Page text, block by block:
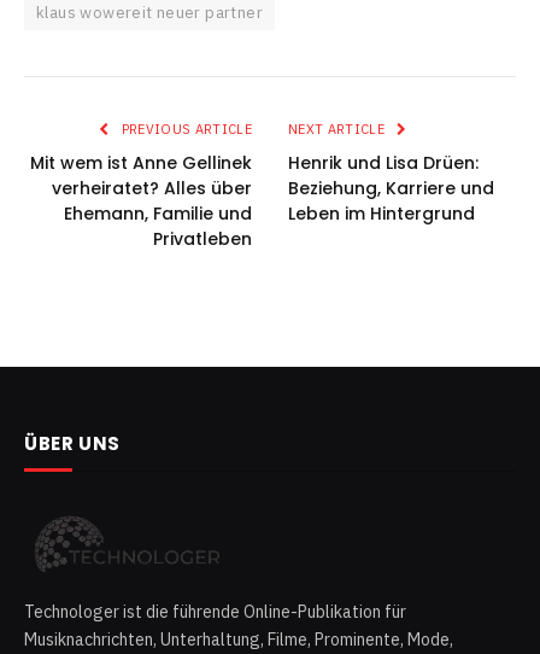
klaus wowereit neuer partner
PREVIOUS ARTICLE
Mit wem ist Anne Gellinek
verheiratet? Alles über
Ehemann, Familie und
Privatleben
NEXT ARTICLE
Henrik und Lisa Drüen:
Beziehung, Karriere und
Leben im Hintergrund
ÜBER UNS
Technologer ist die führende Online-Publikation für
Musiknachrichten, Unterhaltung, Filme, Prominente, Mode,